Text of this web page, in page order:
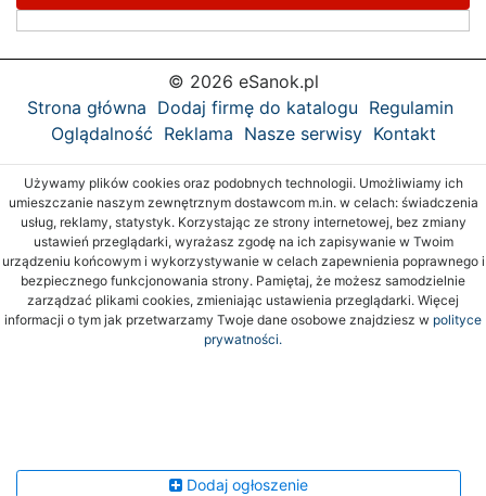
© 2026 eSanok.pl
Strona główna Dodaj firmę do katalogu Regulamin
Oglądalność Reklama Nasze serwisy Kontakt
Używamy plików cookies oraz podobnych technologii. Umożliwiamy ich
umieszczanie naszym zewnętrznym dostawcom m.in. w celach: świadczenia
usług, reklamy, statystyk. Korzystając ze strony internetowej, bez zmiany
ustawień przeglądarki, wyrażasz zgodę na ich zapisywanie w Twoim
urządzeniu końcowym i wykorzystywanie w celach zapewnienia poprawnego i
bezpiecznego funkcjonowania strony. Pamiętaj, że możesz samodzielnie
zarządzać plikami cookies, zmieniając ustawienia przeglądarki. Więcej
informacji o tym jak przetwarzamy Twoje dane osobowe znajdziesz w polityce
prywatności.
Dodaj ogłoszenie